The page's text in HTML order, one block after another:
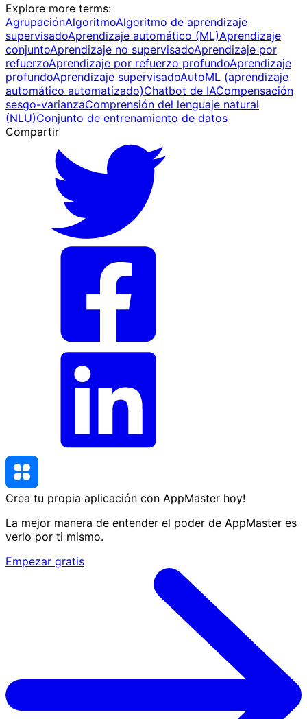
Explore more terms:
AgrupaciónAlgoritmoAlgoritmo de aprendizaje
supervisadoAprendizaje automático (ML)Aprendizaje
conjuntoAprendizaje no supervisadoAprendizaje por
refuerzoAprendizaje por refuerzo profundoAprendizaje
profundoAprendizaje supervisadoAutoML (aprendizaje
automático automatizado)Chatbot de IACompensación
sesgo-varianzaComprensión del lenguaje natural
(NLU)Conjunto de entrenamiento de datos
Compartir
Crea tu propia aplicación con AppMaster hoy!
La mejor manera de entender el poder de AppMaster es
verlo por ti mismo.
Empezar gratis